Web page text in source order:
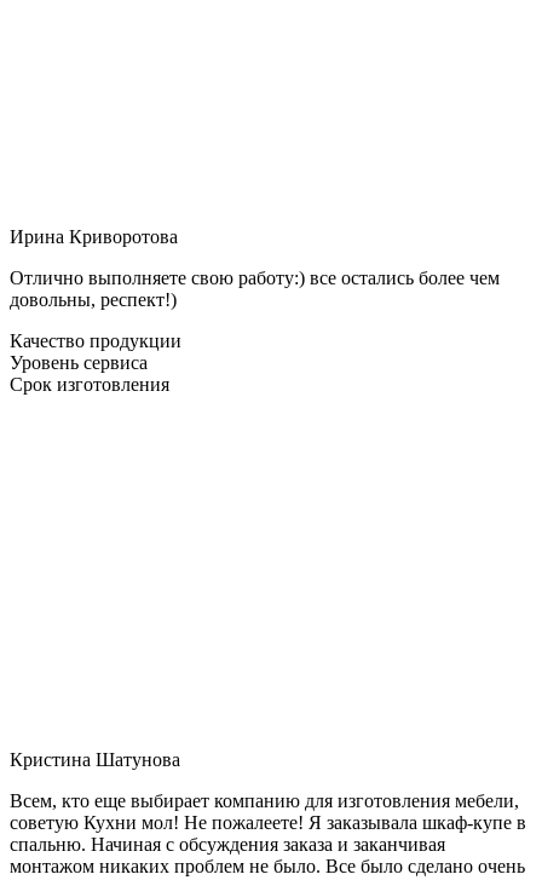
Ирина Криворотова
Отлично выполняете свою работу:) все остались более чем
довольны, респект!)
Качество продукции
Уровень сервиса
Срок изготовления
Кристина Шатунова
Всем, кто еще выбирает компанию для изготовления мебели,
советую Кухни мол! Не пожалеете! Я заказывала шкаф-купе в
спальню. Начиная с обсуждения заказа и заканчивая
монтажом никаких проблем не было. Все было сделано очень